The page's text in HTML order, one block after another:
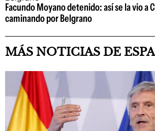
Facundo Moyano detenido: así se la vio a
caminando por Belgrano
MÁS NOTICIAS DE